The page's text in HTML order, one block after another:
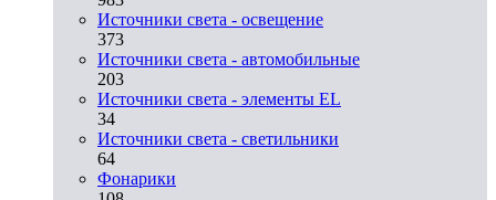
Источники света - освещение
373
Источники света - автомобильные
203
Источники света - элементы EL
34
Источники света - светильники
64
Фонарики